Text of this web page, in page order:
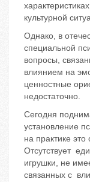
культурной
Однако, в
специальной
вопросы,
влиянием на
ценностные
недостаточно.
Сегодня
установление
на практике
Отсутствует
игрушки, не
связанных с